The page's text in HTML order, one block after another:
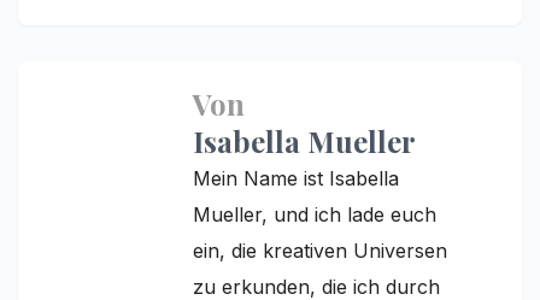
Von
Isabella Mueller
Mein Name ist Isabella
Mueller, und ich lade euch
ein, die kreativen Universen
zu erkunden, die ich durch